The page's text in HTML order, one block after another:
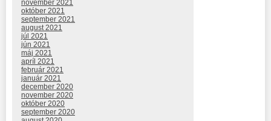
november 2021
október 2021
september 2021
august 2021
júl 2021
jún 2021
máj 2021
apríl 2021
február 2021
január 2021
december 2020
november 2020
október 2020
september 2020